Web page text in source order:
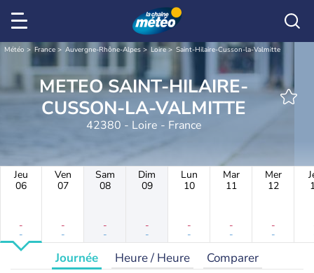
Météo France Auvergne-Rhône-Alpes Loire Saint-Hilaire-Cusson-la-Valmitte
METEO SAINT-HILAIRE-
CUSSON-LA-VALMITTE
42380 - Loire - France
Jeu
06
-
-
Ven
07
-
-
Sam
08
-
-
Dim
09
-
-
Lun
10
-
-
Mar
11
-
-
Mer
12
-
-
Journée Heure / Heure Comparer